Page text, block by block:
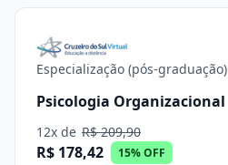
Especialização (pós-graduação)
Psicologia Organizacional
12x de R$ 209,90
R$ 178,42 15% OFF